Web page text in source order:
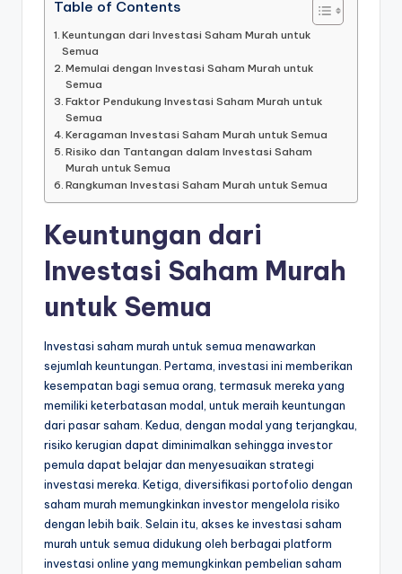
Table of Contents
Keuntungan dari Investasi Saham Murah untuk
Semua
Memulai dengan Investasi Saham Murah untuk
Semua
Faktor Pendukung Investasi Saham Murah untuk
Semua
Keragaman Investasi Saham Murah untuk Semua
Risiko dan Tantangan dalam Investasi Saham
Murah untuk Semua
Rangkuman Investasi Saham Murah untuk Semua
Keuntungan dari
Investasi Saham Murah
untuk Semua
Investasi saham murah untuk semua menawarkan
sejumlah keuntungan. Pertama, investasi ini memberikan
kesempatan bagi semua orang, termasuk mereka yang
memiliki keterbatasan modal, untuk meraih keuntungan
dari pasar saham. Kedua, dengan modal yang terjangkau,
risiko kerugian dapat diminimalkan sehingga investor
pemula dapat belajar dan menyesuaikan strategi
investasi mereka. Ketiga, diversifikasi portofolio dengan
saham murah memungkinkan investor mengelola risiko
dengan lebih baik. Selain itu, akses ke investasi saham
murah untuk semua didukung oleh berbagai platform
investasi online yang memungkinkan pembelian saham